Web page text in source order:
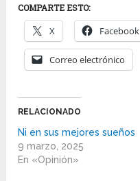
COMPARTE ESTO:
X Facebook
Correo electrónico
RELACIONADO
Ni en sus mejores sueños
9 marzo, 2025
En «Opinión»